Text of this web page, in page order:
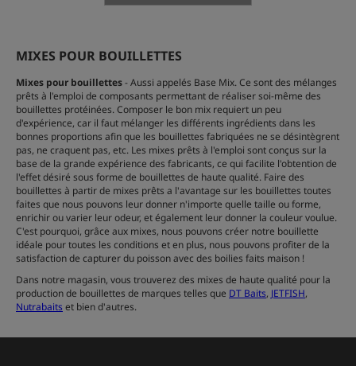
MIXES POUR BOUILLETTES
Mixes pour bouillettes- Aussi appelés Base Mix. Ce sont des mélanges
prêts à l'emploi de composants permettant de réaliser soi-même des
bouillettes protéinées. Composer le bon mix requiert un peu
d'expérience, car il faut mélanger les différents ingrédients dans les
bonnes proportions afin que les bouillettes fabriquées ne se désintègrent
pas, ne craquent pas, etc. Les mixes prêts à l'emploi sont conçus sur la
base de la grande expérience des fabricants, ce qui facilite l'obtention de
l'effet désiré sous forme de bouillettes de haute qualité. Faire des
bouillettes à partir de mixes prêts a l'avantage sur les bouillettes toutes
faites que nous pouvons leur donner n'importe quelle taille ou forme,
enrichir ou varier leur odeur, et également leur donner la couleur voulue.
C'est pourquoi, grâce aux mixes, nous pouvons créer notre bouillette
idéale pour toutes les conditions et en plus, nous pouvons profiter de la
satisfaction de capturer du poisson avec des boilies faits maison !
Dans notre magasin, vous trouverez des mixes de haute qualité pour la
production de bouillettes de marques telles que DT Baits, JETFISH,
Nutrabaits et bien d'autres.